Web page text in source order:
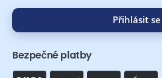
Přihlásit se
Bezpečné platby